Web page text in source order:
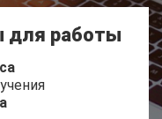
для работы